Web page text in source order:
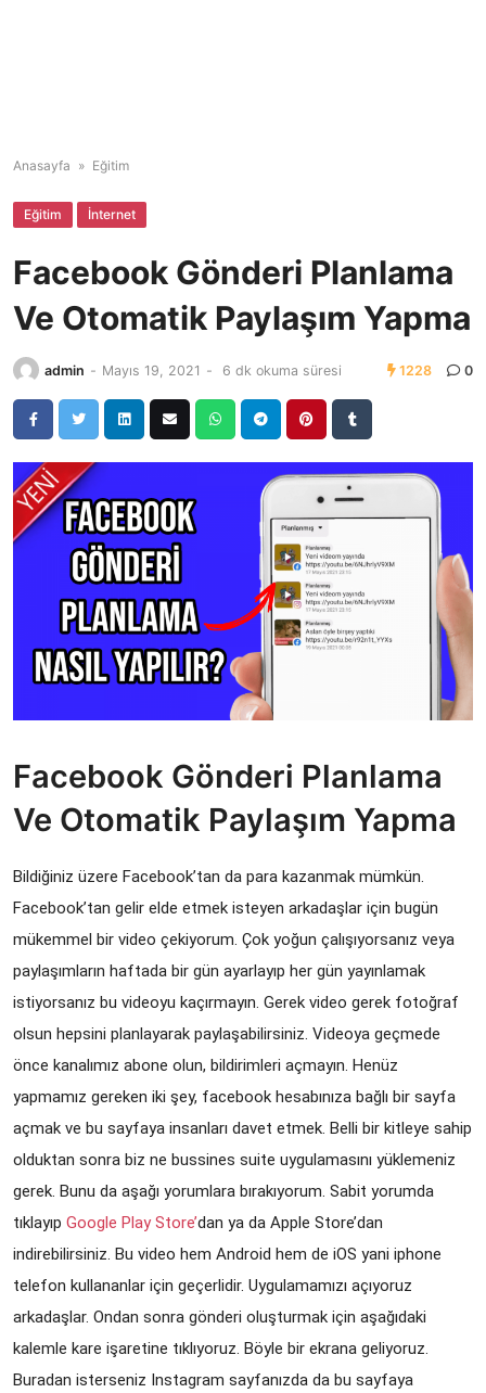
Anasayfa » Eğitim
Eğitim İnternet
Facebook Gönderi Planlama
Ve Otomatik Paylaşım Yapma
admin - Mayıs 19, 2021 - 6 dk okuma süresi 1228 0
Facebook Gönderi Planlama
Ve Otomatik Paylaşım Yapma
Bildiğiniz üzere Facebook’tan da para kazanmak mümkün.
Facebook’tan gelir elde etmek isteyen arkadaşlar için bugün
mükemmel bir video çekiyorum. Çok yoğun çalışıyorsanız veya
paylaşımların haftada bir gün ayarlayıp her gün yayınlamak
istiyorsanız bu videoyu kaçırmayın. Gerek video gerek fotoğraf
olsun hepsini planlayarak paylaşabilirsiniz. Videoya geçmede
önce kanalımız abone olun, bildirimleri açmayın. Henüz
yapmamız gereken iki şey, facebook hesabınıza bağlı bir sayfa
açmak ve bu sayfaya insanları davet etmek. Belli bir kitleye sahip
olduktan sonra biz ne bussines suite uygulamasını yüklemeniz
gerek. Bunu da aşağı yorumlara bırakıyorum. Sabit yorumda
tıklayıp Google Play Store’dan ya da Apple Store’dan
indirebilirsiniz. Bu video hem Android hem de iOS yani iphone
telefon kullananlar için geçerlidir. Uygulamamızı açıyoruz
arkadaşlar. Ondan sonra gönderi oluşturmak için aşağıdaki
kalemle kare işaretine tıklıyoruz. Böyle bir ekrana geliyoruz.
Buradan isterseniz Instagram sayfanızda da bu sayfaya